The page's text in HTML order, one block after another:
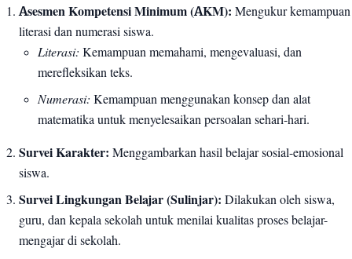
Asesmen Kompetensi Minimum (AKM): Mengukur kemampuan
literasi dan numerasi siswa.
Literasi: Kemampuan memahami, mengevaluasi, dan
merefleksikan teks.
Numerasi: Kemampuan menggunakan konsep dan alat
matematika untuk menyelesaikan persoalan sehari-hari.
Survei Karakter: Menggambarkan hasil belajar sosial-emosional
siswa.
Survei Lingkungan Belajar (Sulinjar): Dilakukan oleh siswa,
guru, dan kepala sekolah untuk menilai kualitas proses belajar-
mengajar di sekolah.